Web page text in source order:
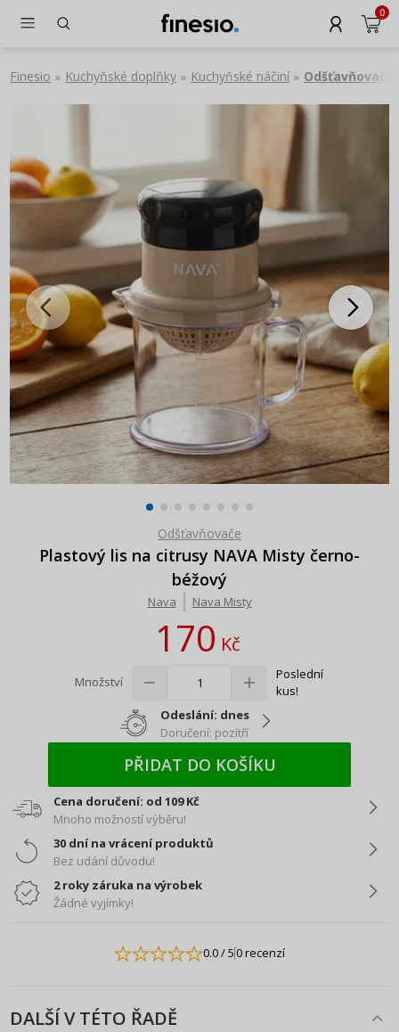
0
Finesio » Kuchyňské doplňky » Kuchyňské náčiní » Odšťavňovače
Odšťavňovače
Plastový lis na citrusy NAVA Misty černo-
béžový
Nava Nava Misty
170Kč
Množství
Poslední
kus!
Odeslání: dnes
Doručení: pozítří
PŘIDAT DO KOŠÍKU
Cena doručení: od 109 Kč
Mnoho možností výběru!
30 dní na vrácení produktů
Bez udání důvodu!
2 roky záruka na výrobek
Žádné vyjímky!
0.0/ 50 recenzí
DALŠÍ V TÉTO ŘADĚ